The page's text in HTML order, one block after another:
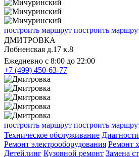
построить маршрут построить
ДМИТРОВКА
Лобненская д.17 к.8
Ежедневно с 8:00 до 22:00
+7 (499) 450-63-77
построить маршрут построить
Техническое обслуживание
Ремонт электрооборудования Ремонт
Детейлинг Кузовной ремонт Замена